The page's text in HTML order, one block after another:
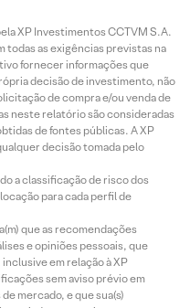
XP Investimentos CCTVM S.A.
todas as exigências previstas na
fornecer informações que
decisão de investimento, não
de compra e/ou venda de
neste relatório são consideradas
de fontes públicas. A XP
decisão tomada pelo
a classificação de risco dos
para cada perfil de
que as recomendações
e opiniões pessoais, que
em relação à XP
sem aviso prévio em
mercado, e que sua(s)